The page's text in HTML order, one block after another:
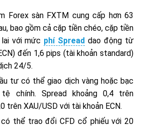
Forex sàn FXTM cung cấp hơn 63
bao gồm cả cặp tiền chéo, cặp tiền
với mức phí Spread dao động từ
đến 1,6 pips (tài khoản standard)
24/5.
tư có thể giao dịch vàng hoặc bạc
chính. Spread khoảng 0,4 trên
trên XAU/USD với tài khoản ECN.
có thể trao đổi CFD cổ phiếu với 20